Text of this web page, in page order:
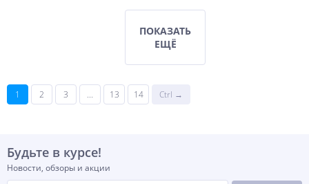
ПОКАЗАТЬ
ЕЩЁ
1 2 3 ... 13 14 Ctrl →
Будьте в курсе!
Новости, обзоры и акции